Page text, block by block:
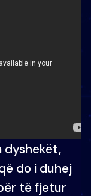
dyshekët,
do i duhej
të fjetur